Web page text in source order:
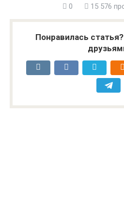
0 15 576
Понравилась